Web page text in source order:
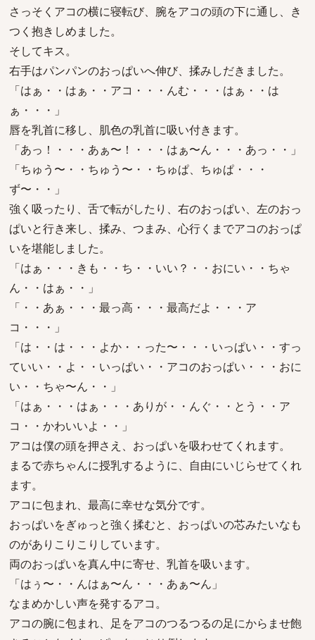
さっそくアコの横に寝転び、腕をアコの頭の下に通し、き
つく抱きしめました。
そしてキス。
右手はパンパンのおっぱいへ伸び、揉みしだきました。
「はぁ・・はぁ・・アコ・・・んむ・・・はぁ・・は
ぁ・・・」
唇を乳首に移し、肌色の乳首に吸い付きます。
「あっ！・・・あぁ〜！・・・はぁ〜ん・・・あっ・・」
「ちゅう〜・・ちゅう〜・・ちゅぱ、ちゅぱ・・・
ず〜・・」
強く吸ったり、舌で転がしたり、右のおっぱい、左のおっ
ぱいと行き来し、揉み、つまみ、心行くまでアコのおっぱ
いを堪能しました。
「はぁ・・・きも・・ち・・いい？・・おにい・・ちゃ
ん・・はぁ・・」
「・・あぁ・・・最っ高・・・最高だよ・・・ア
コ・・・」
「は・・は・・・よか・・った〜・・・いっぱい・・すっ
ていい・・よ・・いっぱい・・アコのおっぱい・・・おに
い・・ちゃ〜ん・・」
「はぁ・・・はぁ・・・ありが・・んぐ・・とう・・ア
コ・・かわいいよ・・」
アコは僕の頭を押さえ、おっぱいを吸わせてくれます。
まるで赤ちゃんに授乳するように、自由にいじらせてくれ
ます。
アコに包まれ、最高に幸せな気分です。
おっぱいをぎゅっと強く揉むと、おっぱいの芯みたいなも
のがありこりこりしています。
両のおっぱいを真ん中に寄せ、乳首を吸います。
「はぅ〜・・んはぁ〜ん・・・あぁ〜ん」
なまめかしい声を発するアコ。
アコの腕に包まれ、足をアコのつるつるの足にからませ飽